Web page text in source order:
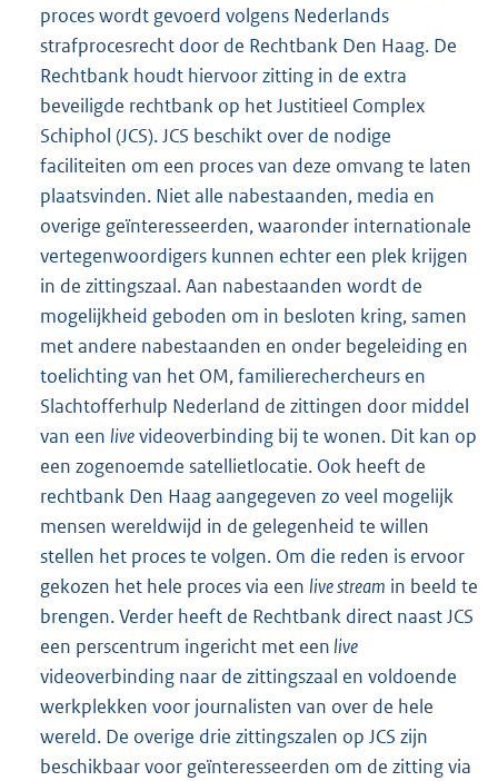
proces wordt gevoerd volgens Nederlands
strafprocesrecht door de Rechtbank Den Haag. De
Rechtbank houdt hiervoor zitting in de extra
beveiligde rechtbank op het Justitieel Complex
Schiphol (JCS). JCS beschikt over de nodige
faciliteiten om een proces van deze omvang te laten
plaatsvinden. Niet alle nabestaanden, media en
overige geïnteresseerden, waaronder internationale
vertegenwoordigers kunnen echter een plek krijgen
in de zittingszaal. Aan nabestaanden wordt de
mogelijkheid geboden om in besloten kring, samen
met andere nabestaanden en onder begeleiding en
toelichting van het OM, familierechercheurs en
Slachtofferhulp Nederland de zittingen door middel
van een livevideoverbinding bij te wonen. Dit kan op
een zogenoemde satellietlocatie. Ook heeft de
rechtbank Den Haag aangegeven zo veel mogelijk
mensen wereldwijd in de gelegenheid te willen
stellen het proces te volgen. Om die reden is ervoor
gekozen het hele proces via een live stream in beeld te
brengen. Verder heeft de Rechtbank direct naast JCS
een perscentrum ingericht met een live
videoverbinding naar de zittingszaal en voldoende
werkplekken voor journalisten van over de hele
wereld. De overige drie zittingszalen op JCS zijn
beschikbaar voor geïnteresseerden om de zitting via